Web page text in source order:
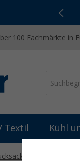
100 Fachmärkte in
Textil Kühl
& Taschen